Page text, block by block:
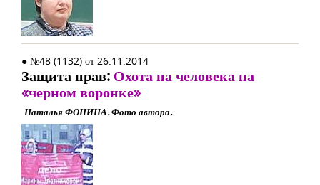
● №48 (1132) от 26.11.2014
Защита прав: Охота на человека на
«черном воронке»
Наталья ФОНИНА. Фото автора.